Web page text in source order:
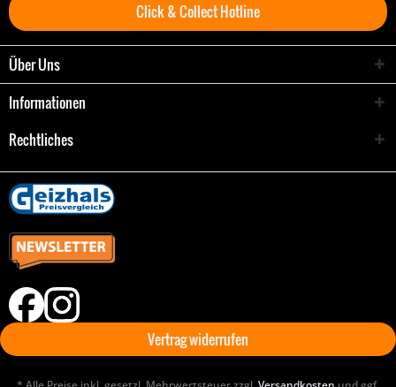
Click & Collect Hotline
Über Uns
Informationen
Rechtliches
Vertrag widerrufen